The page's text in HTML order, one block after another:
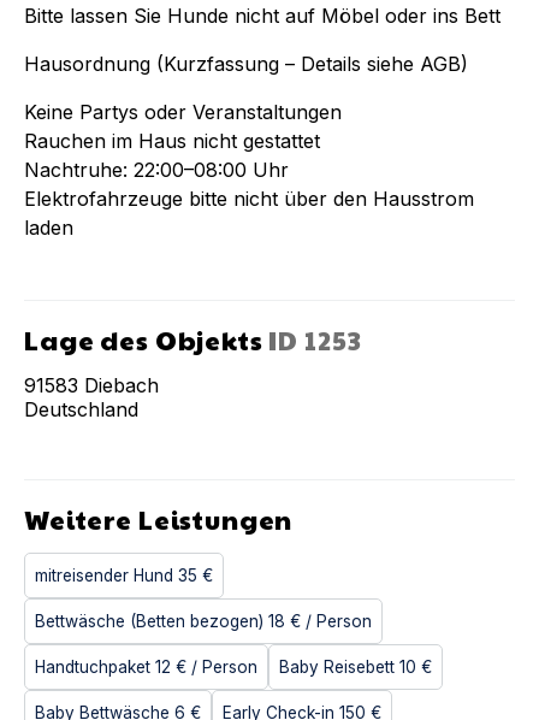
Bitte lassen Sie Hunde nicht auf Möbel oder ins Bett
Hausordnung (Kurzfassung – Details siehe AGB)
Keine Partys oder Veranstaltungen
Rauchen im Haus nicht gestattet
Nachtruhe: 22:00–08:00 Uhr
Elektrofahrzeuge bitte nicht über den Hausstrom
laden
Lage des Objekts ID 1253
91583 Diebach
Deutschland
Weitere Leistungen
mitreisender Hund 35 €
Bettwäsche (Betten bezogen) 18 € / Person
Handtuchpaket 12 € / Person Baby Reisebett 10 €
Baby Bettwäsche 6 € Early Check-in 150 €